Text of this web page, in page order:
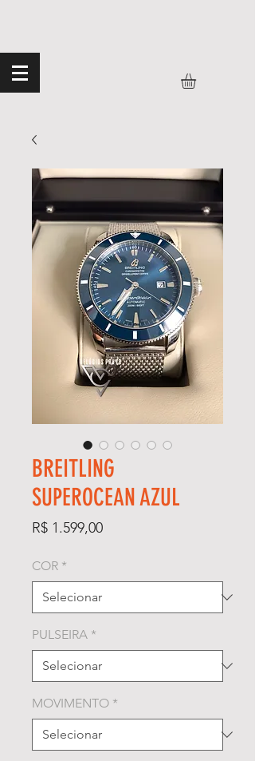
BREITLING
SUPEROCEAN AZUL
R$ 1.599,00Preço
COR *
PULSEIRA *
MOVIMENTO *